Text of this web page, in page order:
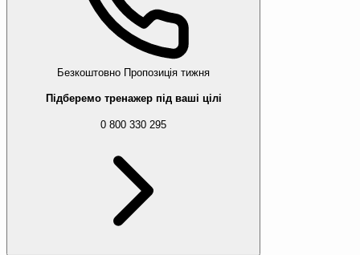
Безкоштовно Пропозиція тижня
Підберемо тренажер під ваші цілі
0 800 330 295